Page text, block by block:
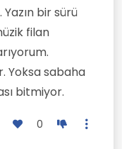
bir sürü
filan
Yoksa sabaha
bitmiyor.
0